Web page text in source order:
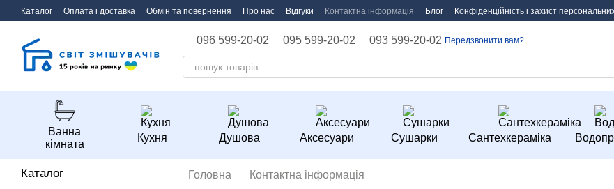
Перейти до основного контенту
Каталог Оплата і доставка Обмін та повернення Про нас Відгуки Контактна інформація Блог Конфіденційність і захист
096 599-20-02 095 599-20-02 093 599-20-02 Передзвонити вам?
Ванна
кімната
Кухня Душова Аксесуари Сушарки Сантехкераміка
Головна Контактна інформація
Каталог